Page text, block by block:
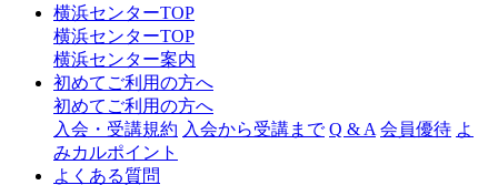
横浜センターTOP
横浜センターTOP
横浜センター案内
初めてご利用の方へ
初めてご利用の方へ
入会・受講規約 入会から受講まで Q & A 会員優待 よ
みカルポイント
よくある質問